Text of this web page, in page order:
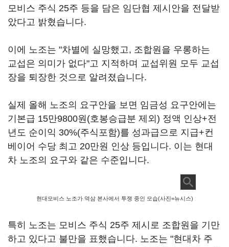
모비스 주식 25주 등을 담은 임단협 제시안을 전달받
았다고 밝혔습니다.
이에 노조는 "차별에 실망했고, 조합원을 우롱하는
교섭은 의미가 없다"고 지적하며 교섭위원 모두 교섭
장을 퇴장한 것으로 알려졌습니다.
실제 올해 노조의 요구안을 보면 임금성 요구안에는
기본급 15만9800원(호봉승급분 제외) 정액 인상+전
년도 순이익 30%(주식포함)를 성과급으로 지급+컨
베이어 수당 최고 20만원 인상 등입니다. 이는 현대
차 노조의 요구와 같은 수준입니다.
현대모비스 노조가 역삼 본사에서 투쟁 중인 모습(사진=뉴시스)
특히 노조는 모비스 주식 25주 제시로 조합원을 기만
하고 있다고 불만을 표했습니다. 노조는 "현대차 주